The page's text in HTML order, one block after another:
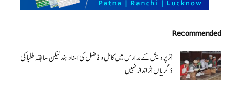
Recommended
اتر پردیش کےمدارس میں کامل و فاضل کی اسناد بند لیکن سابقہ طلبا کی
ڈگریا ں اثرانداز نہیں